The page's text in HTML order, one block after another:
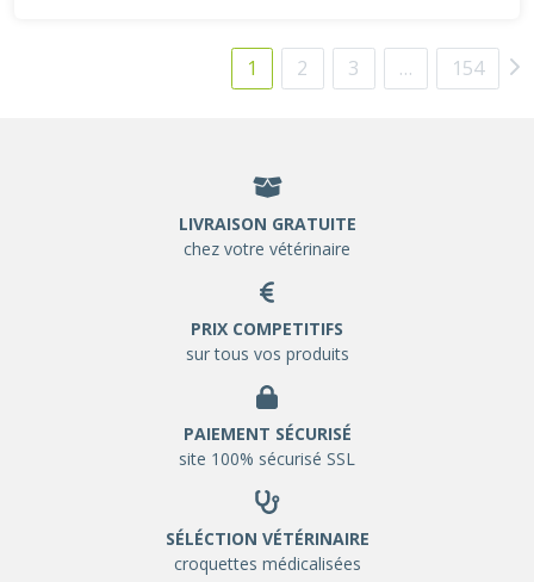
1 2 3 … 154
LIVRAISON GRATUITE
chez votre vétérinaire
PRIX COMPETITIFS
sur tous vos produits
PAIEMENT SÉCURISÉ
site 100% sécurisé SSL
SÉLÉCTION VÉTÉRINAIRE
croquettes médicalisées